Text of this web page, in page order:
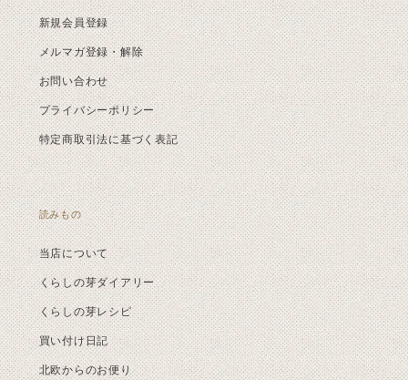
新規会員登録
メルマガ登録・解除
お問い合わせ
プライバシーポリシー
特定商取引法に基づく表記
読みもの
当店について
くらしの芽ダイアリー
くらしの芽レシピ
買い付け日記
北欧からのお便り